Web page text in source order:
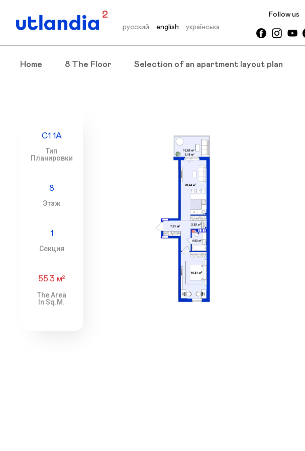
2
русский english українська
Follow us
Home 8 The Floor Selection of an apartment layout plan
С1 1А
Тип
Планировки
8
Этаж
1
Секция
55.3 м2
The Area
In Sq.m.